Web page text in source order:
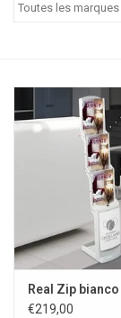
Real Zip bianco
€219,00